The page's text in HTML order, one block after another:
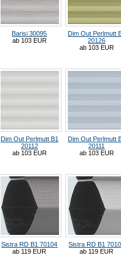
Barisi 30095
ab 103 EUR
Dim Out Perlmutt
20126
ab 103 EUR
Dim Out Perlmutt B1
20112
ab 103 EUR
Dim Out Perlmutt
20111
ab 103 EUR
Sistra RD B1 70104
ab 119 EUR
Sistra RD B1
ab 119 EUR